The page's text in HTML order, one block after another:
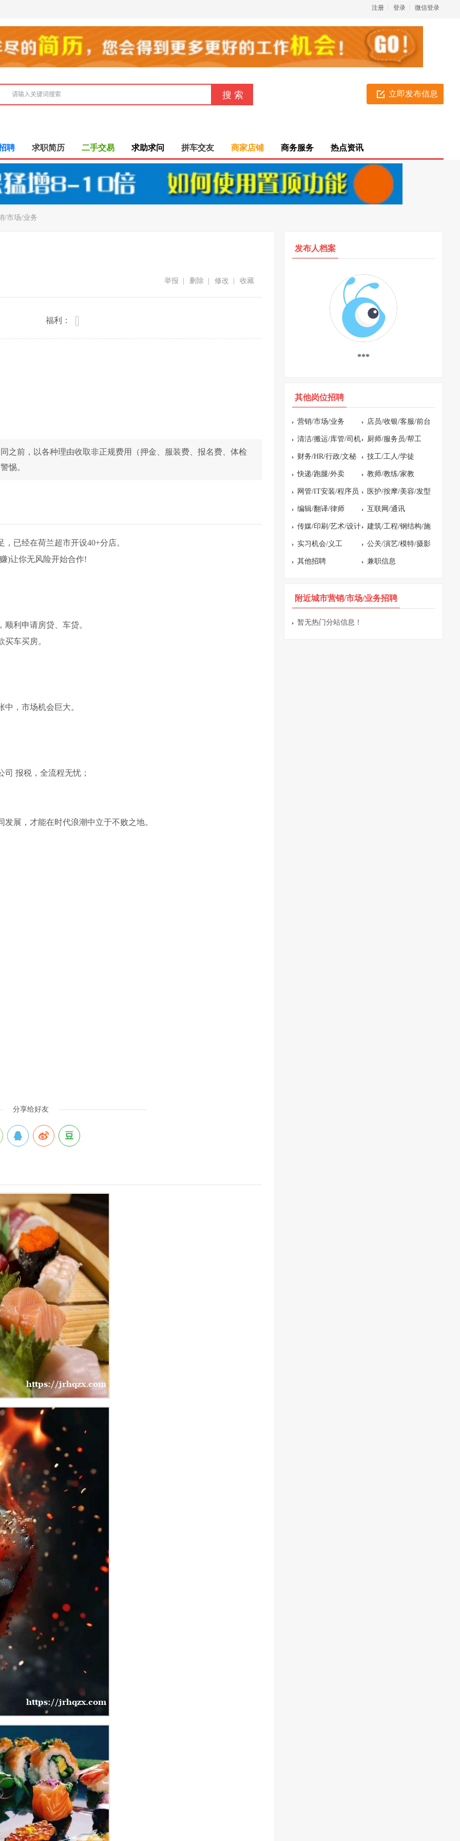
微信登录
登录
注册
立即发布信息
聘 求职简历 二手交易 求助求问 拼车交友 商家店铺 商务服务 热点资讯
/市场/业务
收藏
修改
删除
举报
福利：
之前，以各种理由收取非正规费用（押金、服装费、报名费、体检
惕。
已经在荷兰超市开设40+分店。
)让你无风险开始合作!
利申请房贷、车贷。
买车买房。
中，市场机会巨大。
司 报税，全流程无忧；
展，才能在时代浪潮中立于不败之地。
分享给好友
发布人档案
***
其他岗位招聘
营销/市场/业务 店员/收银/客服/前台
清洁/搬运/库管/司机 厨师/服务员/帮工
财务/HR/行政/文秘 技工/工人/学徒
快递/跑腿/外卖 教师/教练/家教
网管/IT安装/程序员 医护/按摩/美容/发型
编辑/翻译/律师 互联网/通讯
传媒/印刷/艺术/设计 建筑/工程/钢结构/施
工
实习机会/义工 公关/演艺/模特/摄影
其他招聘 兼职信息
附近城市营销/市场/业务招聘
暂无热门分站信息！